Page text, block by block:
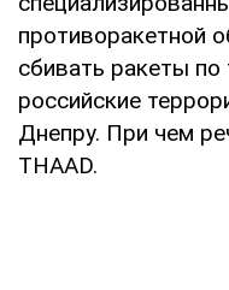
противоракетной
сбивать ракеты по
российские
Днепру. При чем
THAAD.